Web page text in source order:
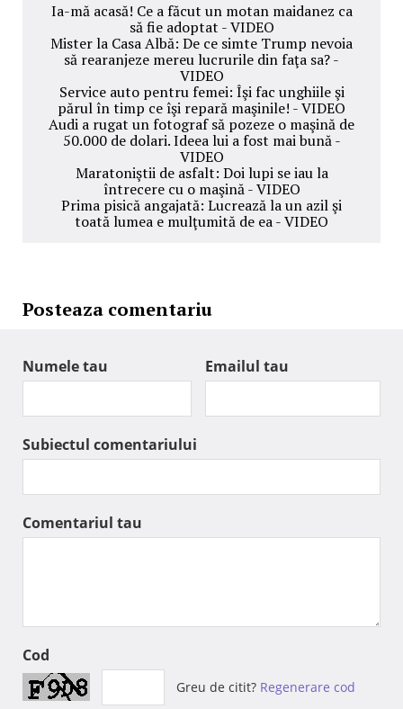
Ia-mă acasă! Ce a făcut un motan maidanez ca
să fie adoptat - VIDEO
Mister la Casa Albă: De ce simte Trump nevoia
să rearanjeze mereu lucrurile din faţa sa? -
VIDEO
Service auto pentru femei: Îşi fac unghiile şi
părul în timp ce îşi repară maşinile! - VIDEO
Audi a rugat un fotograf să pozeze o maşină de
50.000 de dolari. Ideea lui a fost mai bună -
VIDEO
Maratoniştii de asfalt: Doi lupi se iau la
întrecere cu o maşină - VIDEO
Prima pisică angajată: Lucrează la un azil şi
toată lumea e mulţumită de ea - VIDEO
Posteaza comentariu
Numele tau Emailul tau
Subiectul comentariului
Comentariul tau
Cod
Greu de citit? Regenerare cod